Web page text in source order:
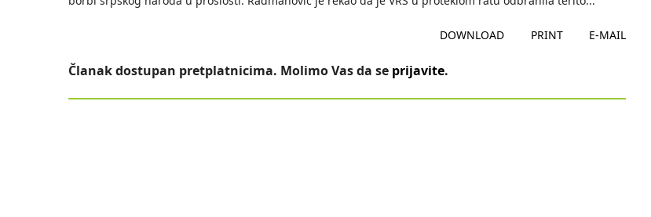
DOWNLOAD PRINT E-MAIL
Članak dostupan pretplatnicima. Molimo Vas da se prijavite.